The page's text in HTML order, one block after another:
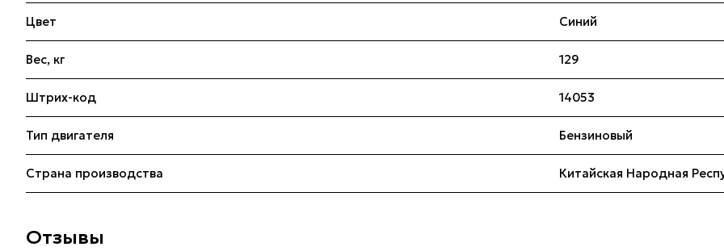
Цвет Синий
Вес, кг 129
Штрих-код 14053
Тип двигателя Бензиновый
Страна производства Китайская Народная
Отзывы